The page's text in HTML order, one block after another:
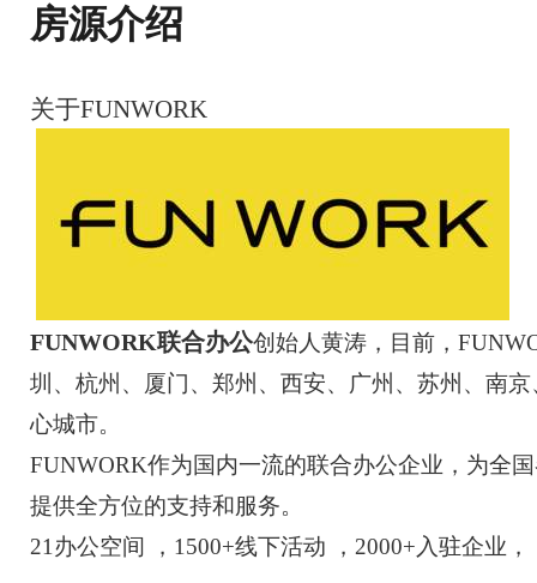
房源介绍
关于FUNWORK
FUNWORK联合办公创始人黄涛，目前，
圳、杭州、厦门、郑州、西安、广州、苏州、南
心城市。
FUNWORK作为国内一流的联合办公企业，为全
提供全方位的支持和服务。
21办公空间 ，1500+线下活动 ，2000+入驻企业